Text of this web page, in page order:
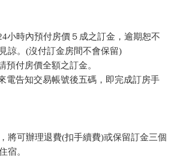
小時內預付房價５成之訂金，逾期恕不
諒。(沒付訂金房間不會保留)
預付房價全額之訂金。
電告知交易帳號後五碼，即完成訂房手
將可辦理退費(扣手續費)或保留訂金三個
宿。